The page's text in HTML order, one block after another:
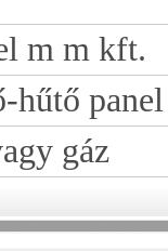
m m kft.
hűtő panel
gáz